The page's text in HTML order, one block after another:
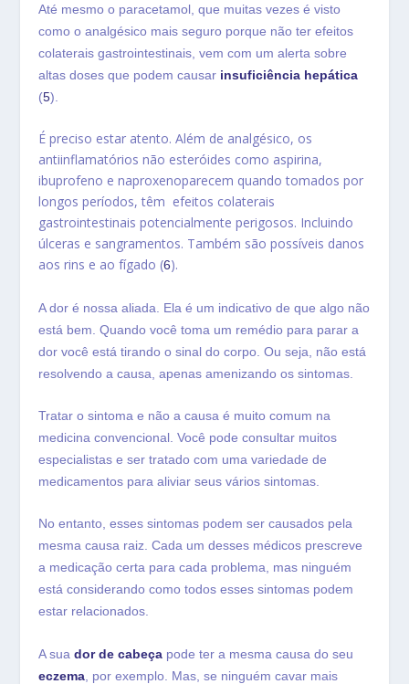
Até mesmo o paracetamol, que muitas vezes é visto
como o analgésico mais seguro porque não ter efeitos
colaterais gastrointestinais, vem com um alerta sobre
altas doses que podem causar insuficiência hepática
(5).
É preciso estar atento. Além de analgésico, os
antiinflamatórios não esteróides como aspirina,
ibuprofeno e naproxenoparecem quando tomados por
longos períodos, têm efeitos colaterais
gastrointestinais potencialmente perigosos. Incluindo
úlceras e sangramentos. Também são possíveis danos
aos rins e ao fígado (6).
A dor é nossa aliada. Ela é um indicativo de que algo não
está bem. Quando você toma um remédio para parar a
dor você está tirando o sinal do corpo. Ou seja, não está
resolvendo a causa, apenas amenizando os sintomas.
Tratar o sintoma e não a causa é muito comum na
medicina convencional. Você pode consultar muitos
especialistas e ser tratado com uma variedade de
medicamentos para aliviar seus vários sintomas.
No entanto, esses sintomas podem ser causados ​​pela
mesma causa raiz. Cada um desses médicos prescreve
a medicação certa para cada problema, mas ninguém
está considerando como todos esses sintomas podem
estar relacionados.
A suador de cabeça pode ter a mesma causa do seu
eczema , por exemplo. Mas, se ninguém cavar mais